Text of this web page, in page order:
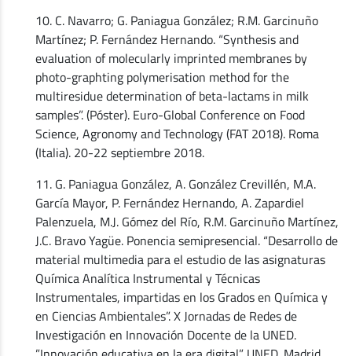
10. C. Navarro; G. Paniagua González; R.M. Garcinuño
Martínez; P. Fernández Hernando. “Synthesis and
evaluation of molecularly imprinted membranes by
photo-graphting polymerisation method for the
multiresidue determination of beta-lactams in milk
samples”. (Póster). Euro-Global Conference on Food
Science, Agronomy and Technology (FAT 2018). Roma
(Italia). 20-22 septiembre 2018.
11. G. Paniagua González, A. González Crevillén, M.A.
García Mayor, P. Fernández Hernando, A. Zapardiel
Palenzuela, M.J. Gómez del Río, R.M. Garcinuño Martínez,
J.C. Bravo Yagüe. Ponencia semipresencial. “Desarrollo de
material multimedia para el estudio de las asignaturas
Química Analítica Instrumental y Técnicas
Instrumentales, impartidas en los Grados en Química y
en Ciencias Ambientales”. X Jornadas de Redes de
Investigación en Innovación Docente de la UNED.